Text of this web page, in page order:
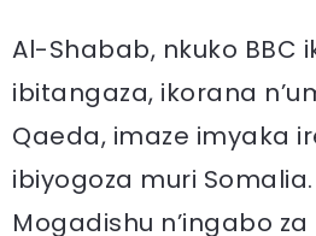
Al-Shabab, nkuko BBC
ibitangaza, ikorana
Qaeda, imaze imyaka
ibiyogoza muri
Mogadishu n’ingabo